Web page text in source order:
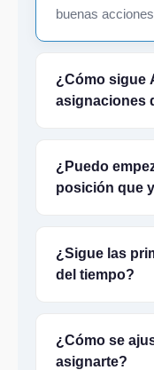
buenas
¿Cómo sigue
asignaciones
¿Puedo
posición que
¿Sigue las
del tiempo?
¿Cómo se
asignarte?